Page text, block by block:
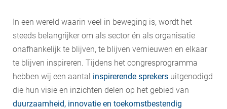
In een wereld waarin veel in beweging is, wordt het
steeds belangrijker om als sector én als organisatie
onafhankelijk te blijven, te blijven vernieuwen en elkaar
te blijven inspireren. Tijdens het congresprogramma
hebben wij een aantal inspirerende sprekers uitgenodigd
die hun visie en inzichten delen op het gebied van
duurzaamheid, innovatie en toekomstbestendig